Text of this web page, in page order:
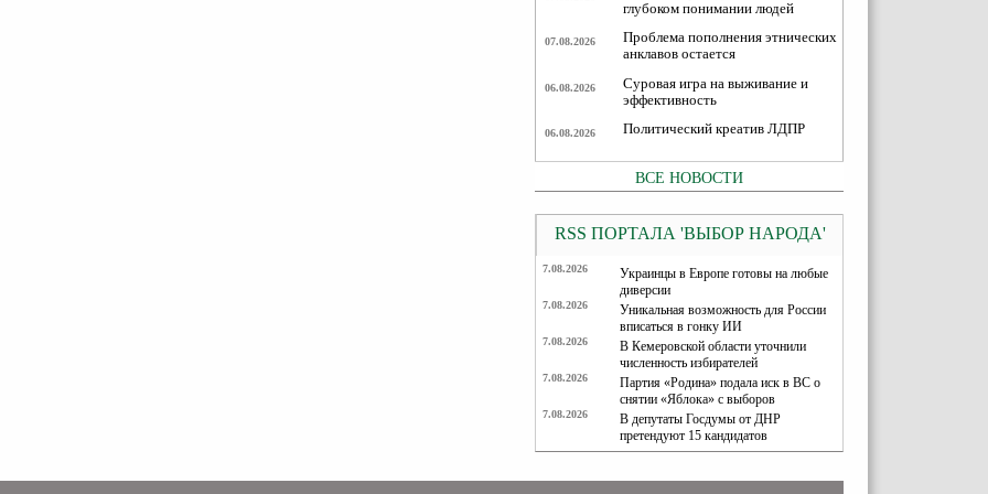
глубоком понимании людей
07.08.2026
Проблема пополнения этнических
анклавов остается
06.08.2026
Суровая игра на выживание и
эффективность
06.08.2026 Политический креатив ЛДПР
ВСЕ НОВОСТИ
RSS ПОРТАЛА 'ВЫБОР НАРОДА'
7.08.2026
Украинцы в Европе готовы на любые
диверсии
7.08.2026
Уникальная возможность для России
вписаться в гонку ИИ
7.08.2026
В Кемеровской области уточнили
численность избирателей
7.08.2026
Партия «Родина» подала иск в ВС о
снятии «Яблока» с выборов
7.08.2026
В депутаты Госдумы от ДНР
претендуют 15 кандидатов